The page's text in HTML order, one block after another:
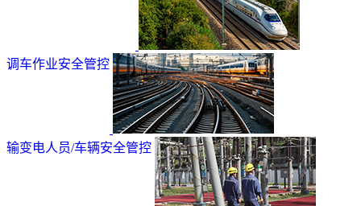
调车作业安全管控
输变电人员/车辆安全管控